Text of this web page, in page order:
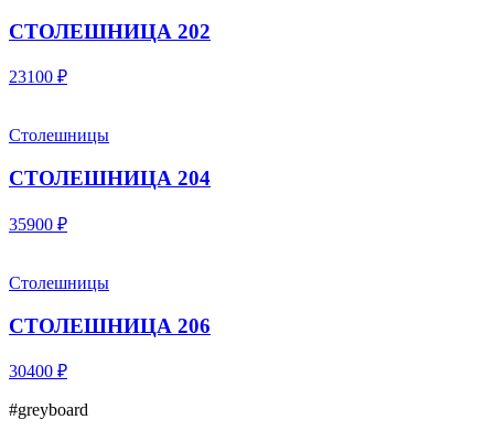
СТОЛЕШНИЦА 202
23100 ₽
Столешницы
СТОЛЕШНИЦА 204
35900 ₽
Столешницы
СТОЛЕШНИЦА 206
30400 ₽
#greyboard